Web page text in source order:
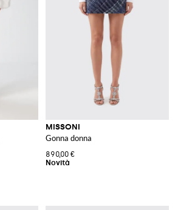
MISSONI
Gonna donna
890,00 €